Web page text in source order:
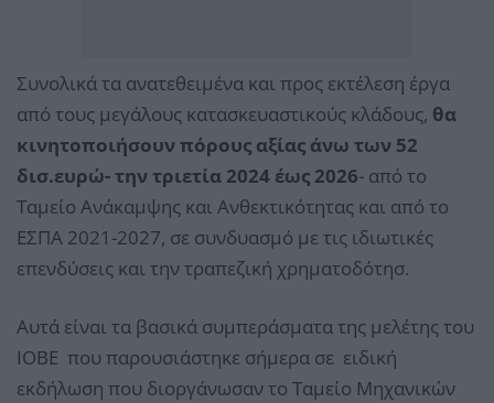
Συνολικά τα ανατεθειμένα και προς εκτέλεση έργα
από τους μεγάλους κατασκευαστικούς κλάδους, θα
κινητοποιήσουν πόρους αξίας άνω των 52
δισ.ευρώ- την τριετία 2024 έως 2026- από το
Ταμείο Ανάκαμψης και Ανθεκτικότητας και από το
ΕΣΠΑ 2021-2027, σε συνδυασμό με τις ιδιωτικές
επενδύσεις και την τραπεζική χρηματοδότησ.
Αυτά είναι τα βασικά συμπεράσματα της μελέτης του
ΙΟΒΕ που παρουσιάστηκε σήμερα σε ειδική
εκδήλωση που διοργάνωσαν το Ταμείο Μηχανικών